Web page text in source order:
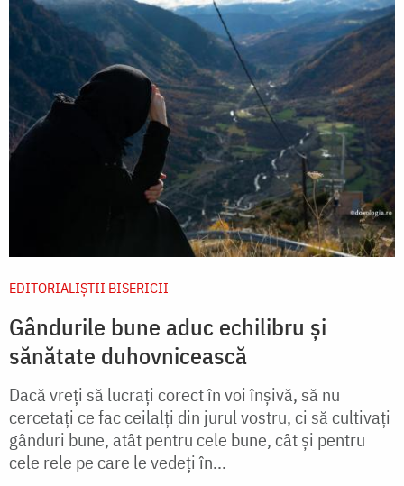
EDITORIALIȘTII BISERICII
Gândurile bune aduc echilibru și
sănătate duhovnicească
Dacă vreți să lucrați corect în voi înșivă, să nu
cercetați ce fac ceilalți din jurul vostru, ci să cultivați
gânduri bune, atât pentru cele bune, cât și pentru
cele rele pe care le vedeți în...